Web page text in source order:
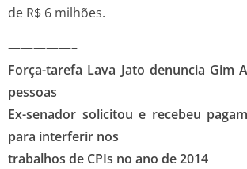
de R$ 6 milhões.
—————–
Força-tarefa Lava Jato denuncia Gim
pessoas
Ex-senador solicitou e recebeu
para interferir nos
trabalhos de CPIs no ano de 2014